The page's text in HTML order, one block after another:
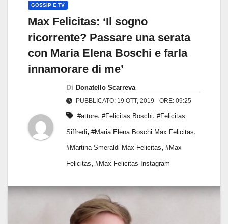
GOSSIP E TV
Max Felicitas: ‘Il sogno
ricorrente? Passare una serata
con Maria Elena Boschi e farla
innamorare di me’
Di Donatello Scarreva
PUBBLICATO: 19 OTT, 2019 - ORE: 09:25
#attore, #Felicitas Boschi, #Felicitas
Siffredi, #Maria Elena Boschi Max Felicitas,
#Martina Smeraldi Max Felicitas, #Max
Felicitas, #Max Felicitas Instagram